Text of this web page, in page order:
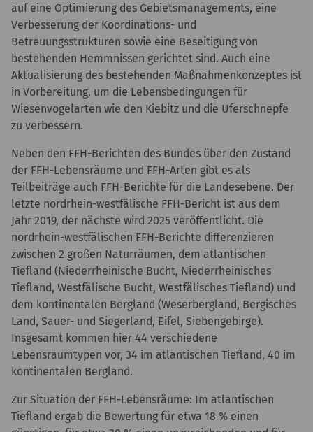
auf eine Optimierung des Gebietsmanagements, eine
Verbesserung der Koordinations- und
Betreuungsstrukturen sowie eine Beseitigung von
bestehenden Hemmnissen gerichtet sind. Auch eine
Aktualisierung des bestehenden Maßnahmenkonzeptes ist
in Vorbereitung, um die Lebensbedingungen für
Wiesenvogelarten wie den Kiebitz und die Uferschnepfe
zu verbessern.
Neben den FFH-Berichten des Bundes über den Zustand
der FFH-Lebensräume und FFH-Arten gibt es als
Teilbeiträge auch FFH-Berichte für die Landesebene. Der
letzte nordrhein-westfälische FFH-Bericht ist aus dem
Jahr 2019, der nächste wird 2025 veröffentlicht. Die
nordrhein-westfälischen FFH-Berichte differenzieren
zwischen 2 großen Naturräumen, dem atlantischen
Tiefland (Niederrheinische Bucht, Niederrheinisches
Tiefland, Westfälische Bucht, Westfälisches Tiefland) und
dem kontinentalen Bergland (Weserbergland, Bergisches
Land, Sauer- und Siegerland, Eifel, Siebengebirge).
Insgesamt kommen hier 44 verschiedene
Lebensraumtypen vor, 34 im atlantischen Tiefland, 40 im
kontinentalen Bergland.
Zur Situation der FFH-Lebensräume: Im atlantischen
Tiefland ergab die Bewertung für etwa 18 % einen